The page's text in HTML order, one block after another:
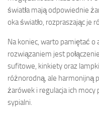
światła mają odpowiednie
oka światło, rozpraszając je
Na koniec, warto pamiętać o
rozwiązaniem jest
sufitowe, kinkiety oraz
różnorodną, ale harmonijną
żarówek i regulacja ich
sypialni.